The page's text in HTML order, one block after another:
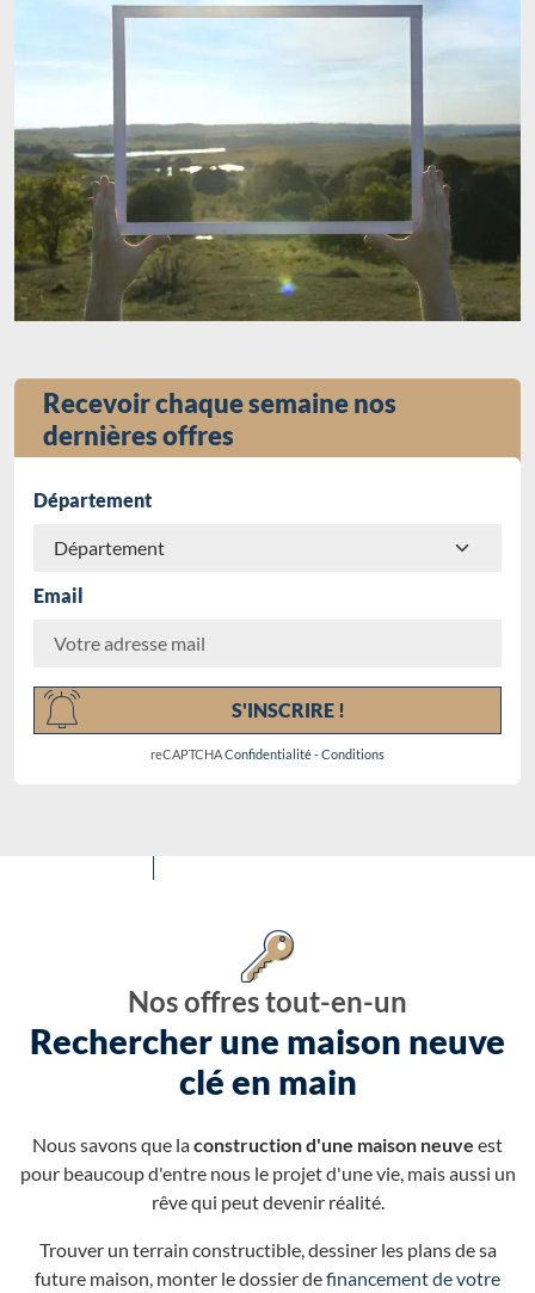
Recevoir chaque semaine nos
dernières offres
Département
Email
S'INSCRIRE !
reCAPTCHAConfidentialité-Conditions
Nos offres tout-en-un
Rechercher une maison neuve
clé en main
Nous savons que laconstruction d'une maison neuve est
pour beaucoup d'entre nous le projet d'une vie, mais aussi un
rêve qui peut devenir réalité.
Trouver un terrain constructible, dessiner les plans de sa
future maison, monter le dossier definancement de votre